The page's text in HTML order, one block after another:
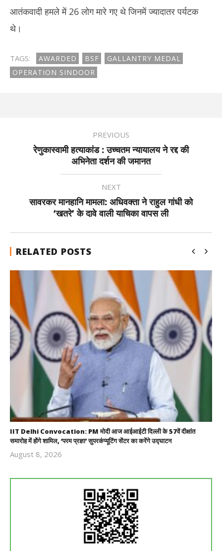
आतंकवादी हमले में 26 लोग मारे गए थे जिनमें ज्यादातर पर्यटक
थे।
TAGS: AWARDED BSF
GALLANTRY MEDAL
OPERATION SINDOOR
PREVIOUS
रेणुकास्वामी हत्याकांड : उच्चतम न्यायालय ने रद्द की
अभिनेता दर्शन की जमानत
NEXT
सावरकर मानहानि मामला: अधिवक्ता ने राहुल गांधी को
‘खतरे’ के दावे वाली याचिका वापस ली
RELATED POSTS
IIT Delhi Convocation: PM मोदी आज आईआईटी दिल्ली के 57वें दीक्षांत
समारोह में होंगे शामिल, ‘परम प्रज्ञा’ सुपरकंप्यूटिंग सेंटर का करेंगे उद्घाटन
August 8, 2026